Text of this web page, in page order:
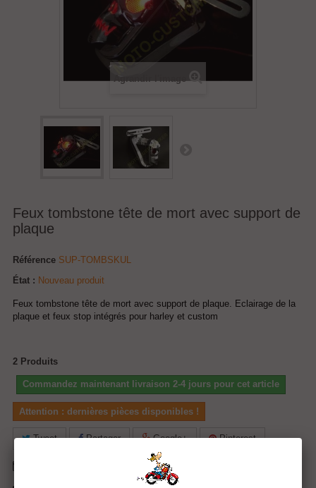
Agrandir l'image
Feux tombstone tête de mort avec support de
plaque
Référence SUP-TOMBSKUL
État : Nouveau produit
Feux tombstone tête de mort avec support de plaque. Eclairage de la
plaque et feux stop intégrés pour harley et custom
2 Produits
Commandez maintenant livraison 2-4 jours pour cet article
Attention : dernières pièces disponibles !
Tweet Partager Google+ Pinterest